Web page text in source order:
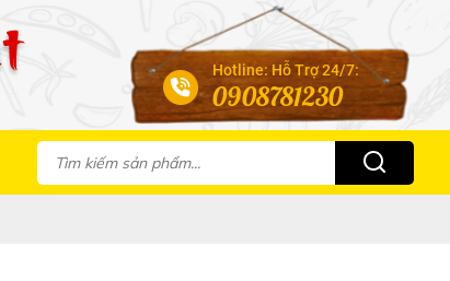
Hotline: Hỗ Trợ 24/7:
0908781230